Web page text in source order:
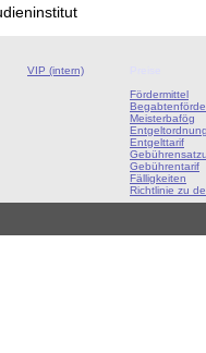
VIP (intern)
Fördermittel
Meisterbafög
Entgelttarif
Gebührentarif
Fälligkeiten
Richtlinie zu